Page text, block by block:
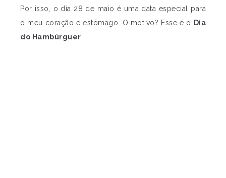
Por isso, o dia 28 de maio é uma data especial para
o meu coração e estômago. O motivo? Esse é o
Dia
do Hambúrguer